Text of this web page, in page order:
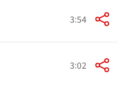
3:54
3:02